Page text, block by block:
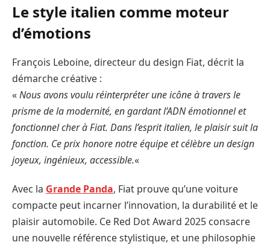
Le style italien comme moteur
d’émotions
François Leboine, directeur du design Fiat, décrit la
démarche créative :
«Nous avons voulu réinterpréter une icône à travers le
prisme de la modernité, en gardant l’ADN émotionnel et
fonctionnel cher à Fiat. Dans l’esprit italien, le plaisir suit la
fonction. Ce prix honore notre équipe et célèbre un design
joyeux, ingénieux, accessible.«
Avec la Grande Panda, Fiat prouve qu’une voiture
compacte peut incarner l’innovation, la durabilité et le
plaisir automobile. Ce Red Dot Award 2025 consacre
une nouvelle référence stylistique, et une philosophie